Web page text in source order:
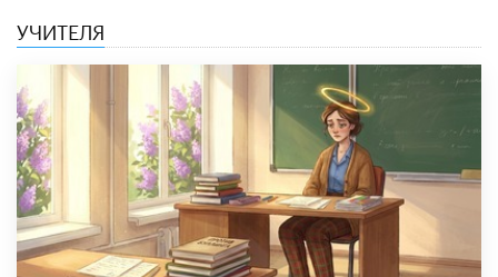
УЧИТЕЛЯ